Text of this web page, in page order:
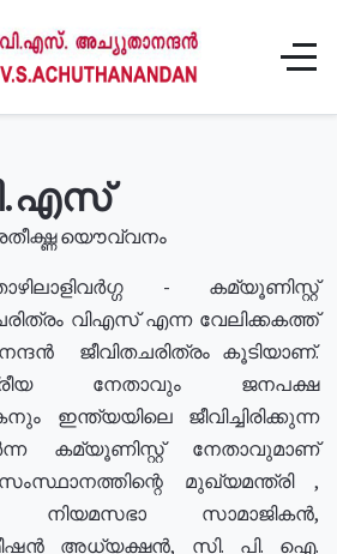
യൌവ്വനം
- കമ്യൂണിസ്റ്റ്
വിഎസ് എന്ന വേലിക്കകത്ത്
ജീവിതചരിത്രം കൂടിയാണ്.
നേതാവും ജനപക്ഷ
ഇന്ത്യയിലെ ജീവിച്ചിരിക്കുന്ന
കമ്യൂണിസ്റ്റ് നേതാവുമാണ്
മുഖ്യമന്ത്രി ,
നിയമസഭാ സാമാജികൻ,
അധ്യക്ഷൻ, സി. പി. ഐ.